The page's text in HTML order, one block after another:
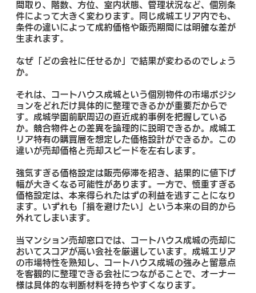
間取り、階数、方位、室内状態、管理状況など、個別条
件によって大きく変わります。同じ成城エリア内でも、
条件の違いによって成約価格や販売期間には明確な差が
生まれます。
なぜ「どの会社に任せるか」で結果が変わるのでしょう
か。
それは、コートハウス成城という個別物件の市場ポジシ
ョンをどれだけ具体的に整理できるかが重要だからで
す。成城学園前駅周辺の直近成約事例を把握している
か。競合物件との差異を論理的に説明できるか。成城エ
リア特有の購買層を想定した価格設計ができるか。この
違いが売却価格と売却スピードを左右します。
強気すぎる価格設定は販売停滞を招き、結果的に値下げ
幅が大きくなる可能性があります。一方で、慎重すぎる
価格設定は、本来得られたはずの利益を逃すことになり
ます。いずれも「損を避けたい」という本来の目的から
外れてしまいます。
当マンション売却窓口では、コートハウス成城の売却に
おいてスコアが高い会社を厳選しています。成城エリア
の市場特性を熟知し、コートハウス成城の強みと留意点
を客観的に整理できる会社につながることで、オーナー
様は具体的な判断材料を持ちやすくなります。